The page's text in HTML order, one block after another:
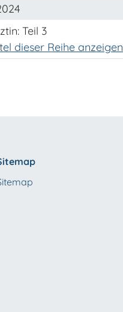
: Teil 3
dieser Reihe anzeigen